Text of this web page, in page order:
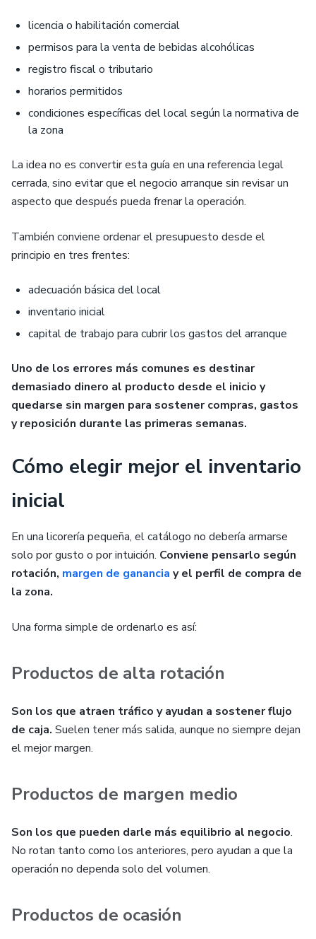
licencia o habilitación comercial
permisos para la venta de bebidas alcohólicas
registro fiscal o tributario
horarios permitidos
condiciones específicas del local según la normativa de
la zona
La idea no es convertir esta guía en una referencia legal
cerrada, sino evitar que el negocio arranque sin revisar un
aspecto que después pueda frenar la operación.
También conviene ordenar el presupuesto desde el
principio en tres frentes:
adecuación básica del local
inventario inicial
capital de trabajo para cubrir los gastos del arranque
Uno de los errores más comunes es destinar
demasiado dinero al producto desde el inicio y
quedarse sin margen para sostener compras, gastos
y reposición durante las primeras semanas.
Cómo elegir mejor el inventario
inicial
En una licorería pequeña, el catálogo no debería armarse
solo por gusto o por intuición. Conviene pensarlo según
rotación, margen de ganancia y el perfil de compra de
la zona.
Una forma simple de ordenarlo es así:
Productos de alta rotación
Son los que atraen tráfico y ayudan a sostener flujo
de caja. Suelen tener más salida, aunque no siempre dejan
el mejor margen.
Productos de margen medio
Son los que pueden darle más equilibrio al negocio.
No rotan tanto como los anteriores, pero ayudan a que la
operación no dependa solo del volumen.
Productos de ocasión